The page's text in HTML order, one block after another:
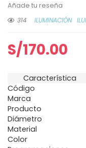
Añade tu reseña
314
ILUMINACIÓN
S/170.00
Característica
Código
Marca
Producto
Diámetro
Material
Color